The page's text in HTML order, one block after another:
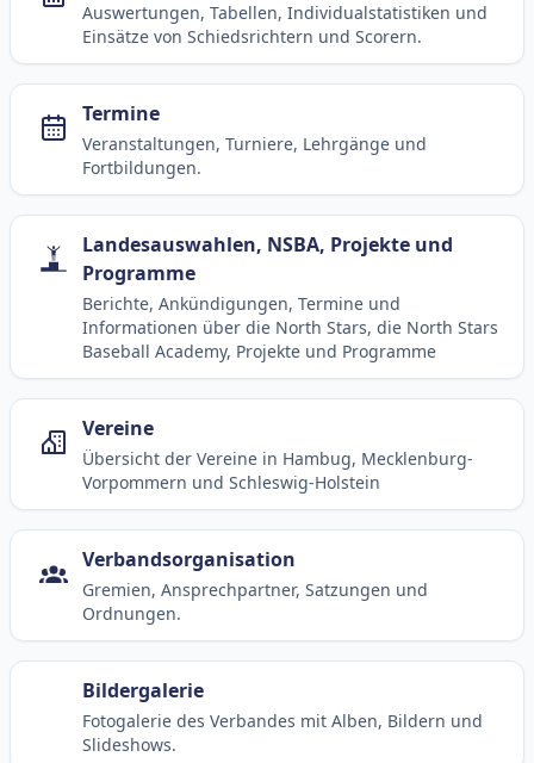
Auswertungen, Tabellen, Individualstatistiken und
Einsätze von Schiedsrichtern und Scorern.
Termine
Veranstaltungen, Turniere, Lehrgänge und
Fortbildungen.
Landesauswahlen, NSBA, Projekte und
Programme
Berichte, Ankündigungen, Termine und
Informationen über die North Stars, die North Stars
Baseball Academy, Projekte und Programme
Vereine
Übersicht der Vereine in Hambug, Mecklenburg-
Vorpommern und Schleswig-Holstein
Verbandsorganisation
Gremien, Ansprechpartner, Satzungen und
Ordnungen.
Bildergalerie
Fotogalerie des Verbandes mit Alben, Bildern und
Slideshows.